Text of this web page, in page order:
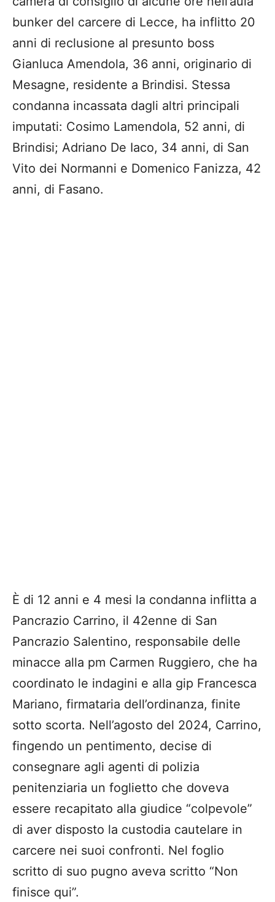
bunker del carcere di Lecce, ha inflitto 20
anni di reclusione al presunto boss
Gianluca Amendola, 36 anni, originario di
Mesagne, residente a Brindisi. Stessa
condanna incassata dagli altri principali
imputati: Cosimo Lamendola, 52 anni, di
Brindisi; Adriano De Iaco, 34 anni, di San
Vito dei Normanni e Domenico Fanizza, 42
anni, di Fasano.
È di 12 anni e 4 mesi la condanna inflitta a
Pancrazio Carrino, il 42enne di San
Pancrazio Salentino, responsabile delle
minacce alla pm Carmen Ruggiero, che ha
coordinato le indagini e alla gip Francesca
Mariano, firmataria dell’ordinanza, finite
sotto scorta. Nell’agosto del 2024, Carrino,
fingendo un pentimento, decise di
consegnare agli agenti di polizia
penitenziaria un foglietto che doveva
essere recapitato alla giudice “colpevole”
di aver disposto la custodia cautelare in
carcere nei suoi confronti. Nel foglio
scritto di suo pugno aveva scritto “Non
finisce qui”.